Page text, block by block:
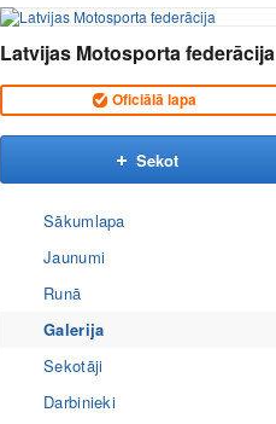
Latvijas Motosporta federācija
Oficiālā lapa
Sekot
Sākumlapa
Jaunumi
Runā
Galerija
Sekotāji
Darbinieki